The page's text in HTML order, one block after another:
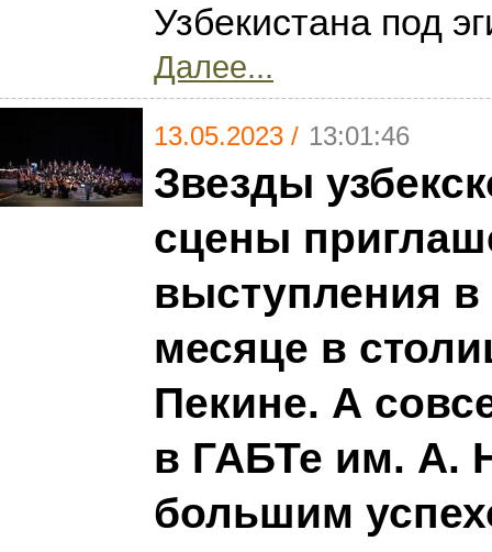
Узбекистана под
Далее...
13.05.2023 / 13:01:46
Звезды
сцены
выступления в
месяце в
Пекине. А
в ГАБТе им. А.
большим